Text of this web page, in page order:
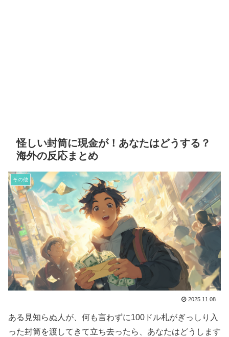
怪しい封筒に現金が！あなたはどうする？
海外の反応まとめ
その他
2025.11.08
ある見知らぬ人が、何も言わずに100ドル札がぎっしり入
った封筒を渡してきて立ち去ったら、あなたはどうします